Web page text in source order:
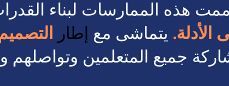
هذه الممارسات لبناء
الأدلة. يتماشى مع إطار
جميع المتعلمين وتواصلهم